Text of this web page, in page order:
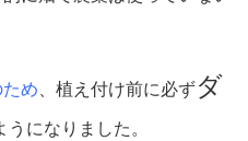
め 、植え付け前に必ずダ
うになりました。